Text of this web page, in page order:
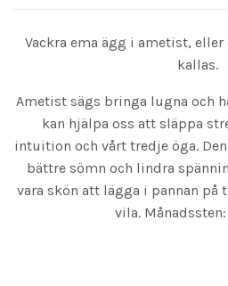
Vackra ema ägg i ametist,
kallas.
Ametist sägs bringa lugna och
kan hjälpa oss att släppa
intuition och vårt tredje öga.
bättre sömn och lindra
vara skön att lägga i pannan på
vila.